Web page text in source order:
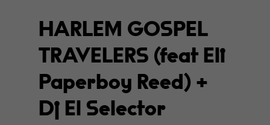
HARLEM GOSPEL
TRAVELERS (feat Eli
Paperboy Reed) +
Dj El Selector